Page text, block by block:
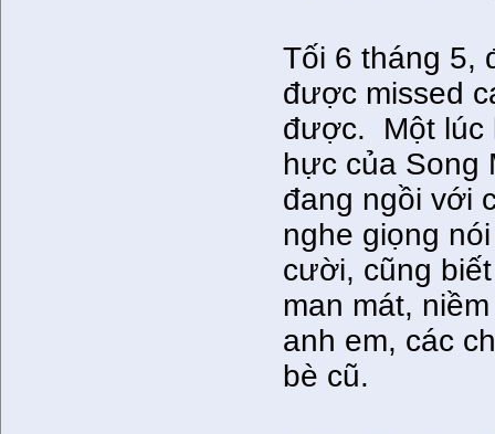
Tối 6 tháng 5,
được missed
được. Một lúc
hực của Song
đang ngồi với
nghe giọng
cười, cũng
man mát,
anh em, các
bè cũ.